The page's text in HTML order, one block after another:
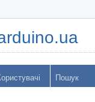
Пошук